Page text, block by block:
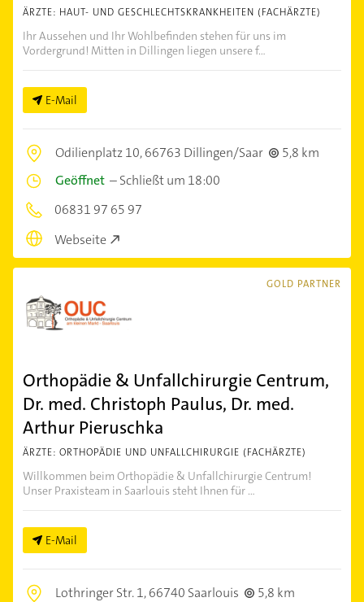
ÄRZTE: HAUT- UND GESCHLECHTSKRANKHEITEN (FACHÄRZTE)
Ihr Aussehen und Ihr Wohlbefinden stehen für uns im
Vordergrund! Mitten in Dillingen liegen unsere f...
E-Mail
Odilienplatz 10,66763 Dillingen/Saar
5,8 km
Geöffnet –Schließt um 18:00
06831 97 65 97
Webseite
GOLD PARTNER
Orthopädie & Unfallchirurgie Centrum,
Dr. med. Christoph Paulus, Dr. med.
Arthur Pieruschka
ÄRZTE: ORTHOPÄDIE UND UNFALLCHIRURGIE (FACHÄRZTE)
Willkommen beim Orthopädie & Unfallchirurgie Centrum!
Unser Praxisteam in Saarlouis steht Ihnen für ...
E-Mail
Lothringer Str. 1,66740 Saarlouis
5,8 km